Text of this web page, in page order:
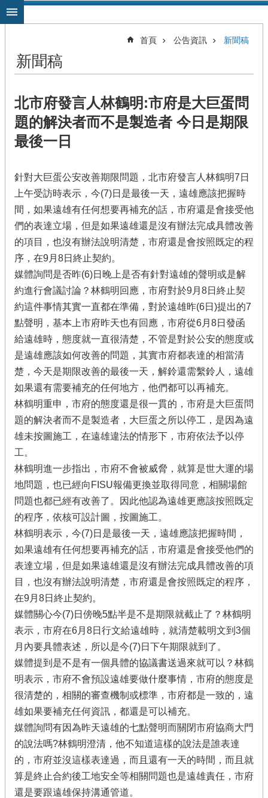
跳到主要內容區塊
首頁 公告資訊 新聞稿
新聞稿
北市府發言人林鶴明:市府是大巨蛋問
題的解決者而不是製造者 今日是期限
最後一日
針對大巨蛋公安改善期限問題，北市府發言人林鶴明7日
上午受訪時表示，今(7)日是最後一天，遠雄應該把握時
間，如果遠雄有任何想要再補充的話，市府還是會接受他
們的表達立場，但是如果遠雄還是沒有辦法完成具體改善
的項目，也沒有辦法說明清楚，市府還是會按照既定的程
序，在9月8日終止契約。
媒體詢問是否昨(6)日晚上是否有針對遠雄的聲明或是解
約進行會議討論？林鶴明回應，市府對於9月8日終止契
約這件事情其實一直都在準備，對於遠雄昨(6日)提出的7
點聲明，基本上市府昨天也有回應，市府從6月8日發函
給遠雄時，態度就一直很清楚，不管是對於公安的態度或
是遠雄應該如何改善的問題，其實市府都表達的相當清
楚，今天是期限改善的最後一天，解鈴還需繫鈴人，遠雄
如果還有需要補充的任何地方，他們都可以再補充。
林鶴明重申，市府的態度還是很一貫的，市府是大巨蛋問
題的解決者而不是製造者，大巨蛋之所以停工，是因為遠
雄未按圖施工，在遠雄違法的情形下，市府依法予以停
工。
林鶴明進一步指出，市府不會被威脅，就算是世大運的場
地問題，也已經向FISU報備更換並取得同意，相關場館
問題也都已經有改善了。因此他認為遠雄更應該按照既定
的程序，依核可設計圖，按圖施工。
林鶴明表示，今(7)日是最後一天，遠雄應該把握時間，
如果遠雄有任何想要再補充的話，市府還是會接受他們的
表達立場，但是如果遠雄還是沒有辦法完成具體改善的項
目，也沒有辦法說明清楚，市府還是會按照既定的程序，
在9月8日終止契約。
媒體關心今(7)日傍晚5點半是不是期限就截止了？林鶴明
表示，市府在6月8日行文給遠雄時，就清楚載明文到3個
月內要具體表述，所以是今(7)日下午期限就到了。
媒體提到是不是有一個具體的協議書送過來就可以？林鶴
明表示，市府不會預設遠雄要做什麼事情，市府的態度是
很清楚的，相關的審查機制或標準，市府都是一致的，遠
雄如果要補充任何資訊，都還是可以補充。
媒體詢問有因為昨天遠雄的七點聲明而關閉市府協商大門
的說法嗎?林鶴明澄清，他不知道這樣的說法是誰表達
的，市府並沒這樣表達過，而且還有一天的時間，而且就
算是終止合約後工地安全等相關問題也是遠雄責任，市府
還是要跟遠雄保持溝通管道。